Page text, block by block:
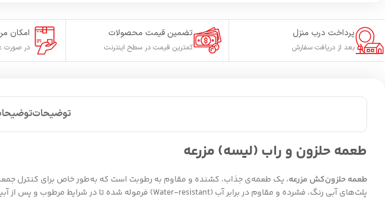
پرداخت درب منزل
بعد از دریافت سفارش
تضمین قیمت محصولات
کمترین قیمت در سطح اینترنت
امکان
در صورت
توضیحات
طعمه حلزون و راب (لیسه) مزرعه
طعمه حلزون‌کش مزرعه، یک طعمه‌ی جذاب، کشنده و مقاوم به رطوبت است که به‌طور خاص برای کنترل
پلت‌های آبی رنگ، فشرده و مقاوم در برابر آب (Water-resistant) فرموله شده تا در شرایط مرطوب و پس از آبیاری یا بارندگی نیز اثر خود را حفظ کند.